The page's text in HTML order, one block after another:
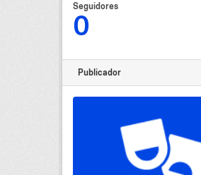
Seguidores
0
Publicador